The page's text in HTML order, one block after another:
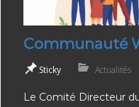
Communauté
Sticky Actualités
Le Comité Directeur